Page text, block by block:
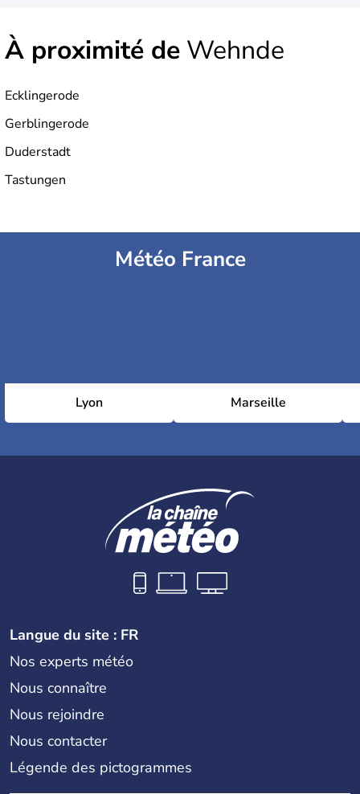
À proximité de Wehnde
Ecklingerode
Gerblingerode
Duderstadt
Tastungen
Météo France
Lyon Marseille
Langue du site : FR
Nos experts météo
Nous connaître
Nous rejoindre
Nous contacter
Légende des pictogrammes